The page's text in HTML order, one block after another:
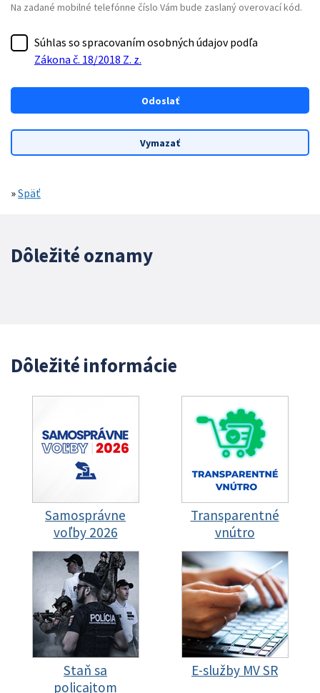
Na zadané mobilné telefónne číslo Vám bude zaslaný overovací kód.
Súhlas so spracovaním osobných údajov podľa
Zákona č. 18/2018 Z. z.
»Späť
Dôležité oznamy
Dôležité informácie
Samosprávne
voľby 2026
Transparentné
vnútro
Staň sa
policajtom
E-služby MV SR